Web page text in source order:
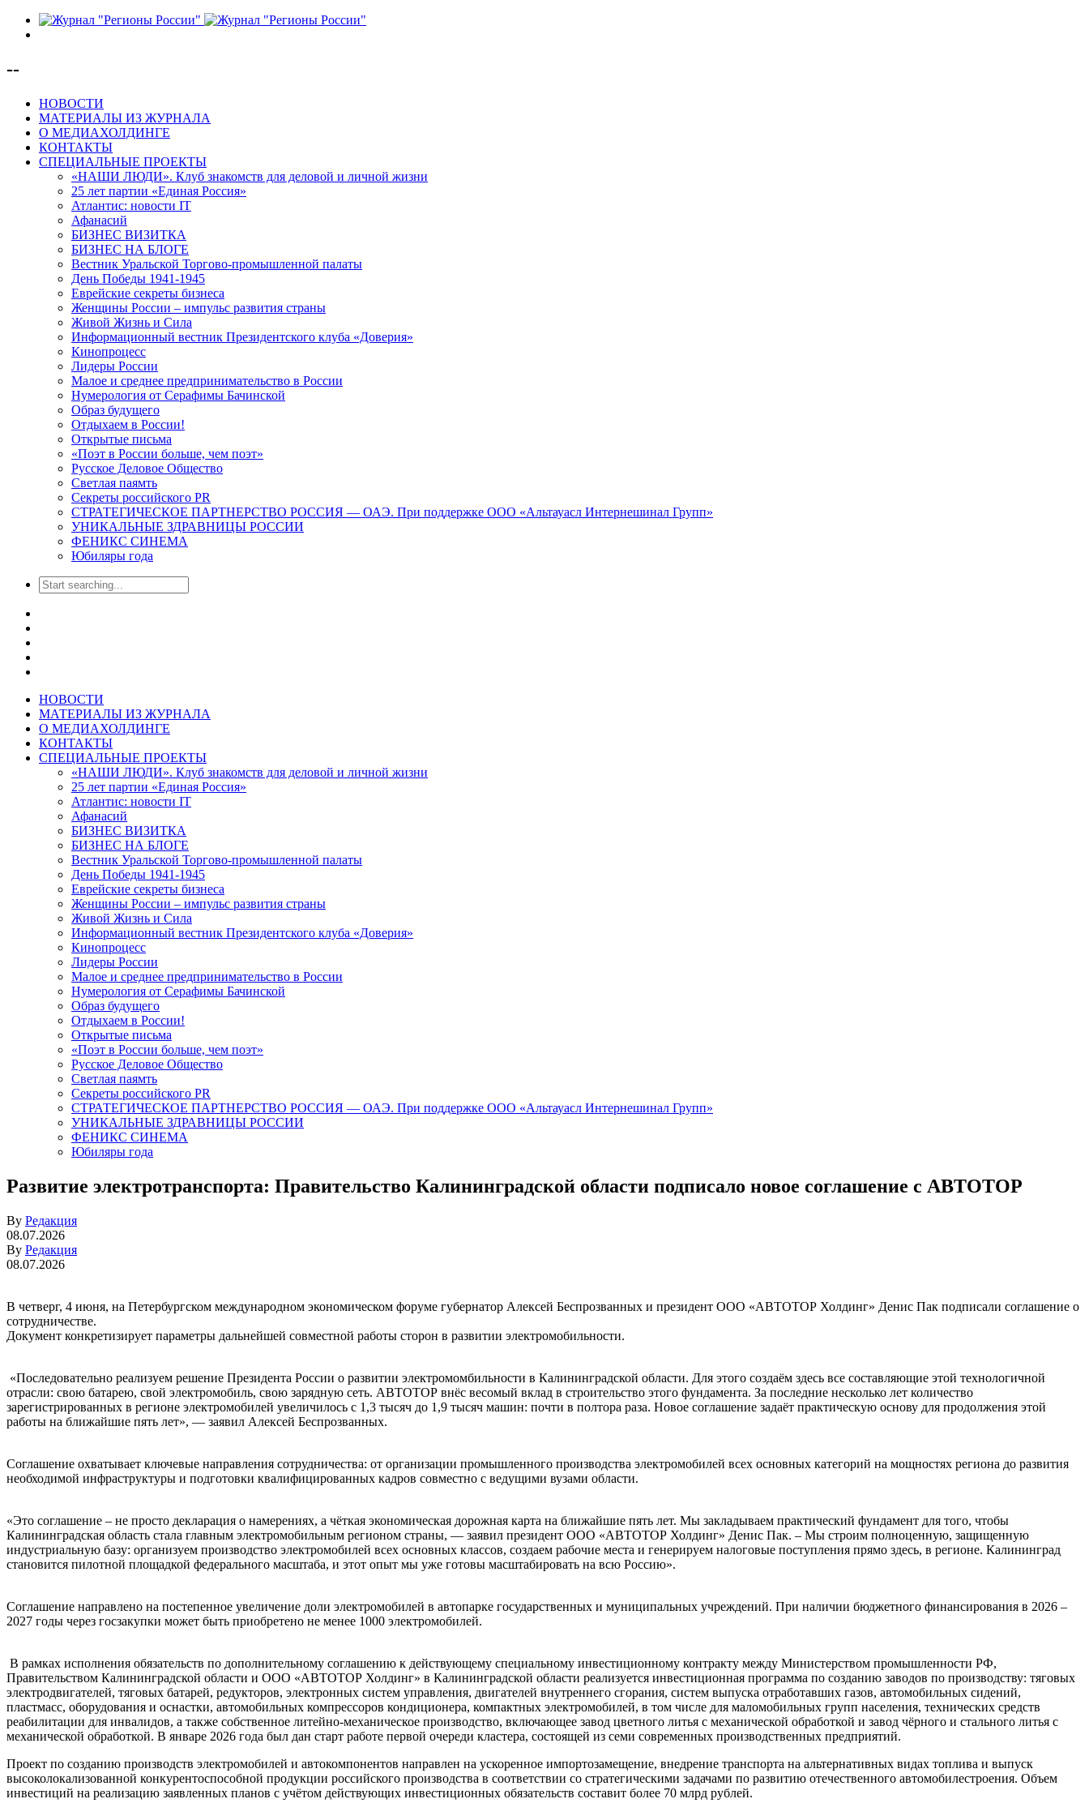
--
НОВОСТИ
МАТЕРИАЛЫ ИЗ ЖУРНАЛА
О МЕДИАХОЛДИНГЕ
КОНТАКТЫ
СПЕЦИАЛЬНЫЕ ПРОЕКТЫ
«НАШИ ЛЮДИ». Клуб знакомств для деловой и личной жизни
25 лет партии «Единая Россия»
Атлантис: новости IT
Афанасий
БИЗНЕС ВИЗИТКА
БИЗНЕС НА БЛОГЕ
Вестник Уральской Торгово-промышленной палаты
День Победы 1941-1945
Еврейские секреты бизнеса
Женщины России – импульс развития страны
Живой Жизнь и Сила
Информационный вестник Президентского клуба «Доверия»
Кинопроцесс
Лидеры России
Малое и среднее предпринимательство в России
Нумерология от Серафимы Бачинской
Образ будущего
Отдыхаем в России!
Открытые письма
«Поэт в России больше, чем поэт»
Русское Деловое Общество
Светлая паямть
Секреты российского PR
СТРАТЕГИЧЕСКОЕ ПАРТНЕРСТВО РОССИЯ — ОАЭ. При поддержке ООО «Альтауасл Интернешинал Групп»
УНИКАЛЬНЫЕ ЗДРАВНИЦЫ РОССИИ
ФЕНИКС СИНЕМА
Юбиляры года
НОВОСТИ
МАТЕРИАЛЫ ИЗ ЖУРНАЛА
О МЕДИАХОЛДИНГЕ
КОНТАКТЫ
СПЕЦИАЛЬНЫЕ ПРОЕКТЫ
«НАШИ ЛЮДИ». Клуб знакомств для деловой и личной жизни
25 лет партии «Единая Россия»
Атлантис: новости IT
Афанасий
БИЗНЕС ВИЗИТКА
БИЗНЕС НА БЛОГЕ
Вестник Уральской Торгово-промышленной палаты
День Победы 1941-1945
Еврейские секреты бизнеса
Женщины России – импульс развития страны
Живой Жизнь и Сила
Информационный вестник Президентского клуба «Доверия»
Кинопроцесс
Лидеры России
Малое и среднее предпринимательство в России
Нумерология от Серафимы Бачинской
Образ будущего
Отдыхаем в России!
Открытые письма
«Поэт в России больше, чем поэт»
Русское Деловое Общество
Светлая паямть
Секреты российского PR
СТРАТЕГИЧЕСКОЕ ПАРТНЕРСТВО РОССИЯ — ОАЭ. При поддержке ООО «Альтауасл Интернешинал Групп»
УНИКАЛЬНЫЕ ЗДРАВНИЦЫ РОССИИ
ФЕНИКС СИНЕМА
Юбиляры года
Развитие электротранспорта: Правительство Калининградской области подписало новое соглашение с АВТОТОР
By Редакция
08.07.2026
By Редакция
08.07.2026
В четверг, 4 июня, на Петербургском международном экономическом форуме губернатор Алексей Беспрозванных и президент ООО «АВТОТОР Холдинг» Денис Пак подписали соглашение о
сотрудничестве.
Документ конкретизирует параметры дальнейшей совместной работы сторон в развитии электромобильности.
«Последовательно реализуем решение Президента России о развитии электромомбильности в Калининградской области. Для этого создаём здесь все составляющие этой технологичной
отрасли: свою батарею, свой электромобиль, свою зарядную сеть. АВТОТОР внёс весомый вклад в строительство этого фундамента. За последние несколько лет количество
зарегистрированных в регионе электромобилей увеличилось с 1,3 тысяч до 1,9 тысяч машин: почти в полтора раза. Новое соглашение задаёт практическую основу для продолжения этой
работы на ближайшие пять лет», — заявил Алексей Беспрозванных.
Соглашение охватывает ключевые направления сотрудничества: от организации промышленного производства электромобилей всех основных категорий на мощностях региона до развития
необходимой инфраструктуры и подготовки квалифицированных кадров совместно с ведущими вузами области.
«Это соглашение – не просто декларация о намерениях, а чёткая экономическая дорожная карта на ближайшие пять лет. Мы закладываем практический фундамент для того, чтобы
Калининградская область стала главным электромобильным регионом страны, — заявил президент ООО «АВТОТОР Холдинг» Денис Пак. – Мы строим полноценную, защищенную
индустриальную базу: организуем производство электромобилей всех основных классов, создаем рабочие места и генерируем налоговые поступления прямо здесь, в регионе. Калининград
становится пилотной площадкой федерального масштаба, и этот опыт мы уже готовы масштабировать на всю Россию».
Соглашение направлено на постепенное увеличение доли электромобилей в автопарке государственных и муниципальных учреждений. При наличии бюджетного финансирования в 2026 –
2027 годы через госзакупки может быть приобретено не менее 1000 электромобилей.
В рамках исполнения обязательств по дополнительному соглашению к действующему специальному инвестиционному контракту между Министерством промышленности РФ,
Правительством Калининградской области и ООО «АВТОТОР Холдинг» в Калининградской области реализуется инвестиционная программа по созданию заводов по производству: тяговых
электродвигателей, тяговых батарей, редукторов, электронных систем управления, двигателей внутреннего сгорания, систем выпуска отработавших газов, автомобильных сидений,
пластмасс, оборудования и оснастки, автомобильных компрессоров кондиционера, компактных электромобилей, в том числе для маломобильных групп населения, технических средств
реабилитации для инвалидов, а также собственное литейно-механическое производство, включающее завод цветного литья с механической обработкой и завод чёрного и стального литья с
механической обработкой. В январе 2026 года был дан старт работе первой очереди кластера, состоящей из семи современных производственных предприятий.
Проект по созданию производств электромобилей и автокомпонентов направлен на ускоренное импортозамещение, внедрение транспорта на альтернативных видах топлива и выпуск
высоколокализованной конкурентоспособной продукции российского производства в соответствии со стратегическими задачами по развитию отечественного автомобилестроения. Объем
инвестиций на реализацию заявленных планов с учётом действующих инвестиционных обязательств составит более 70 млрд рублей.